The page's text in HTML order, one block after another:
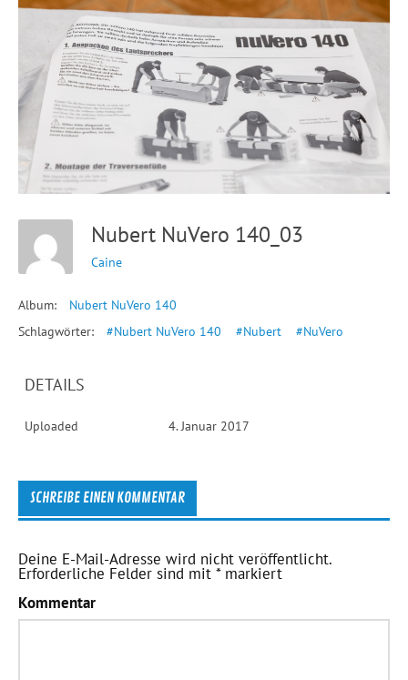
Nubert NuVero 140_03
Caine
Album:
Nubert NuVero 140
Schlagwörter:
#Nubert NuVero 140 #Nubert #NuVero
DETAILS
Uploaded 4. Januar 2017
SCHREIBE EINEN KOMMENTAR
Deine E-Mail-Adresse wird nicht veröffentlicht.
Erforderliche Felder sind mit*markiert
Kommentar